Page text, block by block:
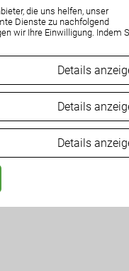
die uns helfen, unser
Dienste zu nachfolgend
wir Ihre Einwilligung. Indem
Details
Details
Details